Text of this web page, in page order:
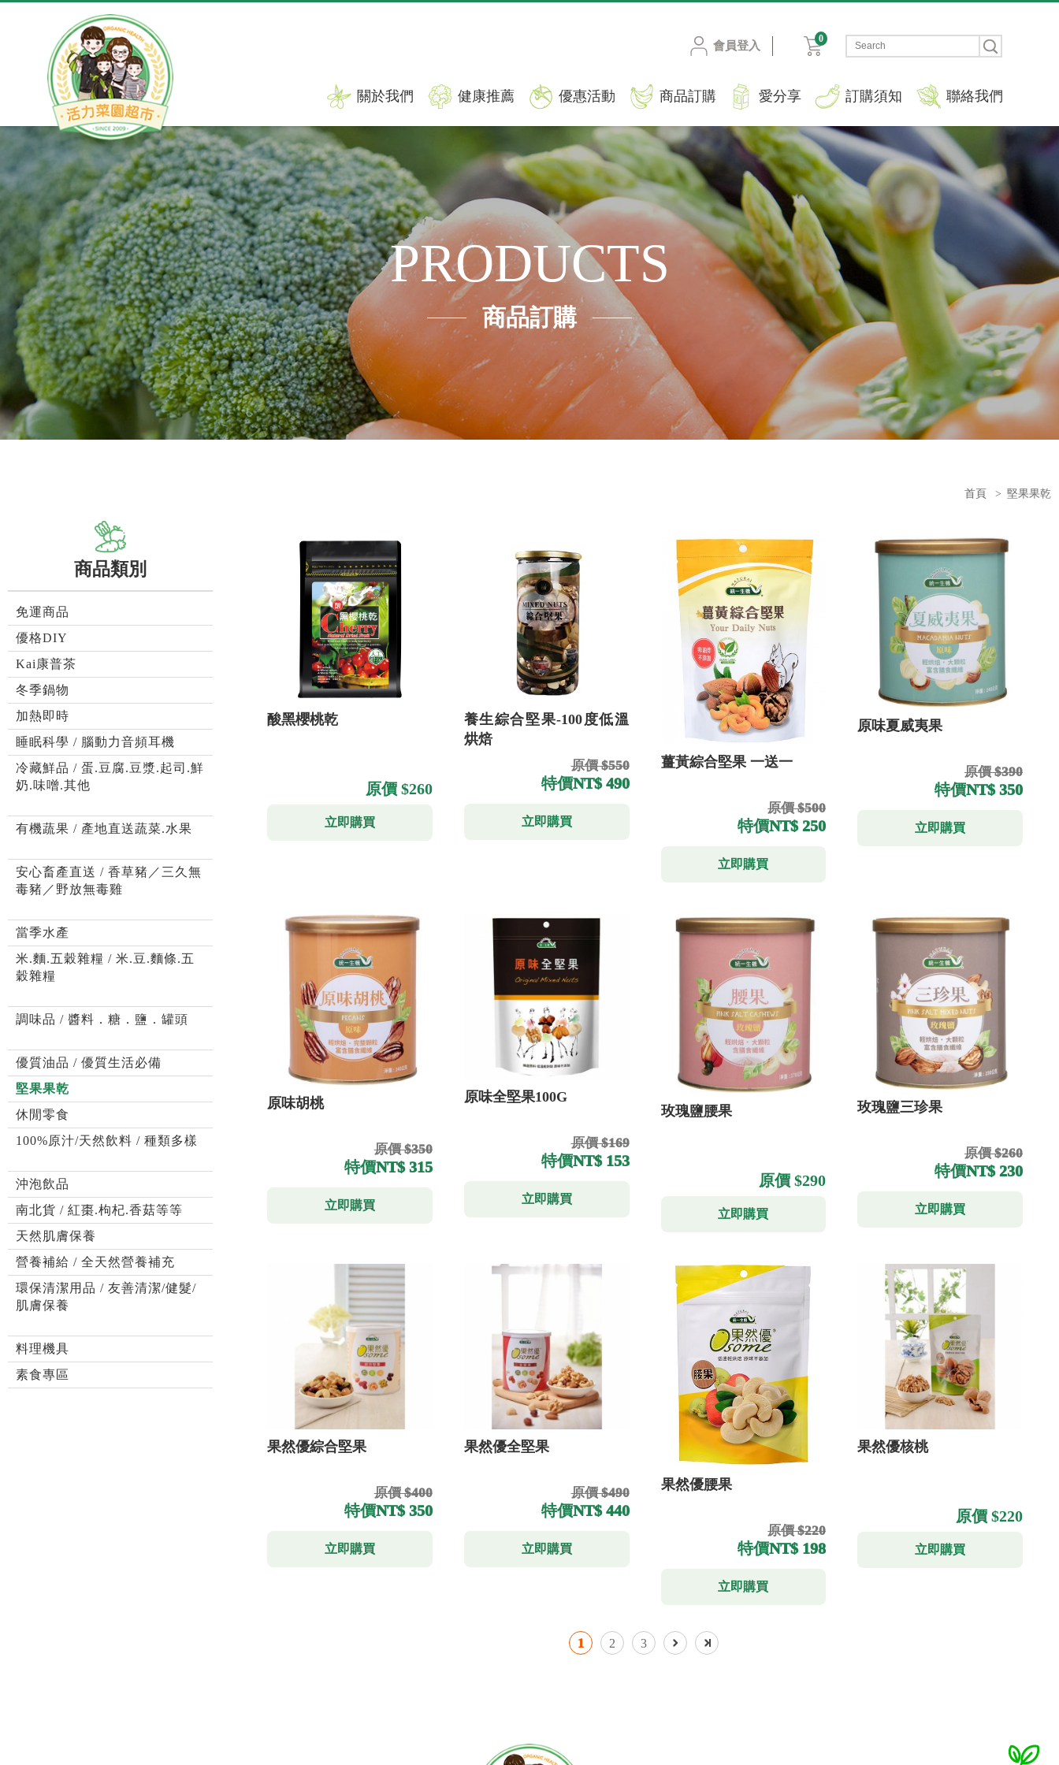
會員登入
0
關於我們 健康推薦 優惠活動 商品訂購 愛分享 訂購須知 聯絡我們
PRODUCTS
商品訂購
首頁 > 堅果果乾
商品類別
免運商品
優格DIY
Kai康普茶
冬季鍋物
加熱即時
睡眠科學 / 腦動力音頻耳機
冷藏鮮品 / 蛋.豆腐.豆漿.起司.鮮
奶.味噌.其他
有機蔬果 / 產地直送蔬菜.水果
安心畜產直送 / 香草豬／三久無
毒豬／野放無毒雞
當季水產
米.麵.五穀雜糧 / 米.豆.麵條.五
穀雜糧
調味品 / 醬料．糖．鹽．罐頭
優質油品 / 優質生活必備
堅果果乾
休閒零食
100%原汁/天然飲料 / 種類多樣
沖泡飲品
南北貨 / 紅棗.枸杞.香菇等等
天然肌膚保養
營養補給 / 全天然營養補充
環保清潔用品 / 友善清潔/健髮/
肌膚保養
料理機具
素食專區
酸黑櫻桃乾
原價 $260
立即購買
養生綜合堅果-100度低溫
烘焙
原價 $550
特價NT$ 490
立即購買
薑黃綜合堅果 一送一
原價 $500
特價NT$ 250
立即購買
原味夏威夷果
原價 $390
特價NT$ 350
立即購買
原味胡桃
原價 $350
特價NT$ 315
立即購買
原味全堅果100G
原價 $169
特價NT$ 153
立即購買
玫瑰鹽腰果
原價 $290
立即購買
玫瑰鹽三珍果
原價 $260
特價NT$ 230
立即購買
果然優綜合堅果
原價 $400
特價NT$ 350
立即購買
果然優全堅果
原價 $490
特價NT$ 440
立即購買
果然優腰果
原價 $220
特價NT$ 198
立即購買
果然優核桃
原價 $220
立即購買
1 2 3